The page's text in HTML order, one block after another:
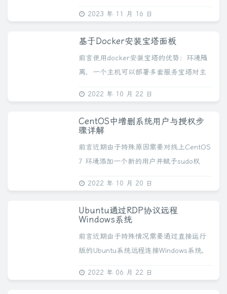
具有任何意义下的通用参考性，数据无
2023 年 11 月 16 日
基于Docker安装宝塔面板
前言使用docker安装宝塔的优势：环境隔
离，一个主机可以部署多套服务宝塔对主
可以保证宝塔服务不影响到宿主机其他服
2022 年 10 月 22 日
CentOS中增删系统用户与授权步
骤详解
前言近期由于特殊原因需要对线上CentOS
7 环境添加一个新的用户并赋予sudo权
建一个用户名为：soarli 的用户
2022 年 10 月 20 日
Ubuntu通过RDP协议远程
Windows系统
前言近期由于特殊情况需要通过直接运行
版的Ubuntu系统远程连接Windows系统，
少踩坑），经过了两天的体验，在此简单
2022 年 06 月 22 日